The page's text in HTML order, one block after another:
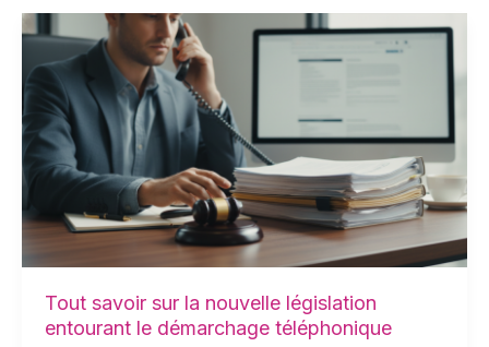
Tout savoir sur la nouvelle législation
entourant le démarchage téléphonique
savoir
sur
la
nouvelle
législation
entourant
démarchage